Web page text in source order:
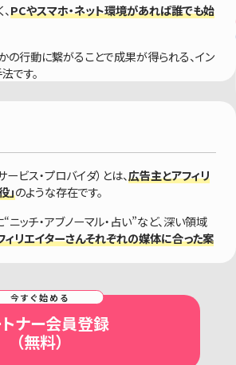
PCやスマホ・ネット環境があれば誰でも始
の行動に繋がることで成果が得られる、イン
です。
ービス・プロバイダ）とは、広告主とアフィリ
」のような存在です。
ッチ・アブノーマル・占い”など、深い領域
ィリエイターさんそれぞれの媒体に合った案
ナー会員登録
（無料）